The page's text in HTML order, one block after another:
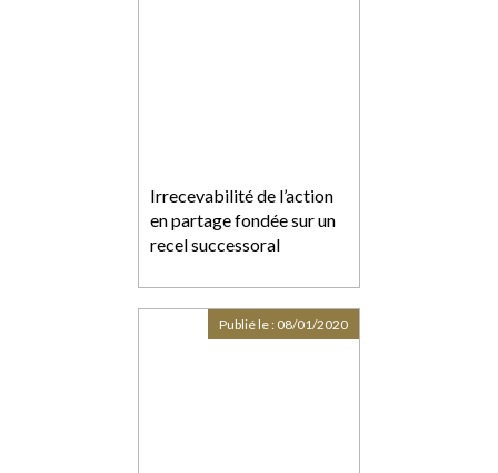
Irrecevabilité de l’action
en partage fondée sur un
recel successoral
Publié le : 08/01/2020